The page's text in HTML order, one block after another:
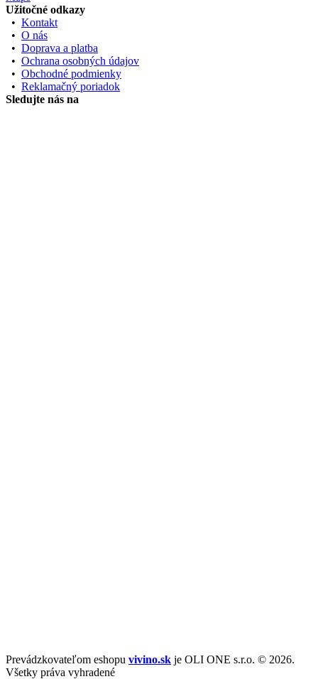
Užitočné odkazy
• Kontakt
• O nás
• Doprava a platba
• Ochrana osobných údajov
• Obchodné podmienky
• Reklamačný poriadok
Sledujte nás na
Prevádzkovateľom eshopu vivino.sk je OLI ONE s.r.o. © 2026.
Všetky práva vyhradené